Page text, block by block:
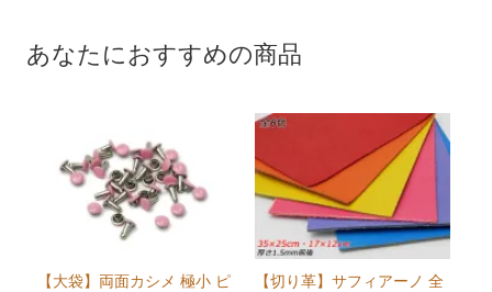
あなたにおすすめの商品
【大袋】両面カシメ 極小 ピ
【切り革】サフィアーノ 全